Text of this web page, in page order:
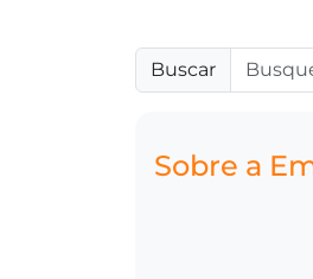
Buscar
Sobre a